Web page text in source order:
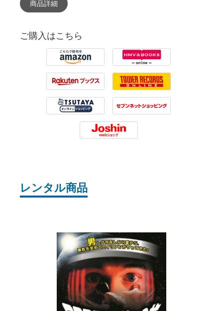
商品詳細
ご購入はこちら
Amazon HMV
Rakuten Tower Records
Tsutaya 7net
Joshin
レンタル商品